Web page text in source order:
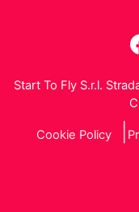
Start To Fly S.r.l.
Cookie Policy